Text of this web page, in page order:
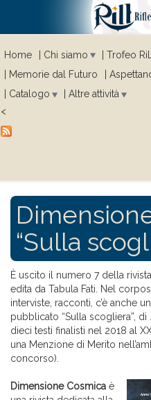
Home Chi siamo Trofeo
Memorie dal Futuro
Catalogo
Altre attività
<
“Sulla
È uscito il numero 7 della
edita da Tabula Fati. Nel
interviste, racconti, c’è anche
pubblicato “Sulla scogliera”, di
dieci testi finalisti nel 2018 al
una Menzione di Merito
concorso).
Dimensione Cosmica è